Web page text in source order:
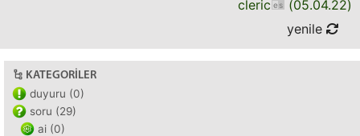
cleric (05.04.22)
yenile
KATEGORILER
duyuru (0)
soru (29)
ai (0)